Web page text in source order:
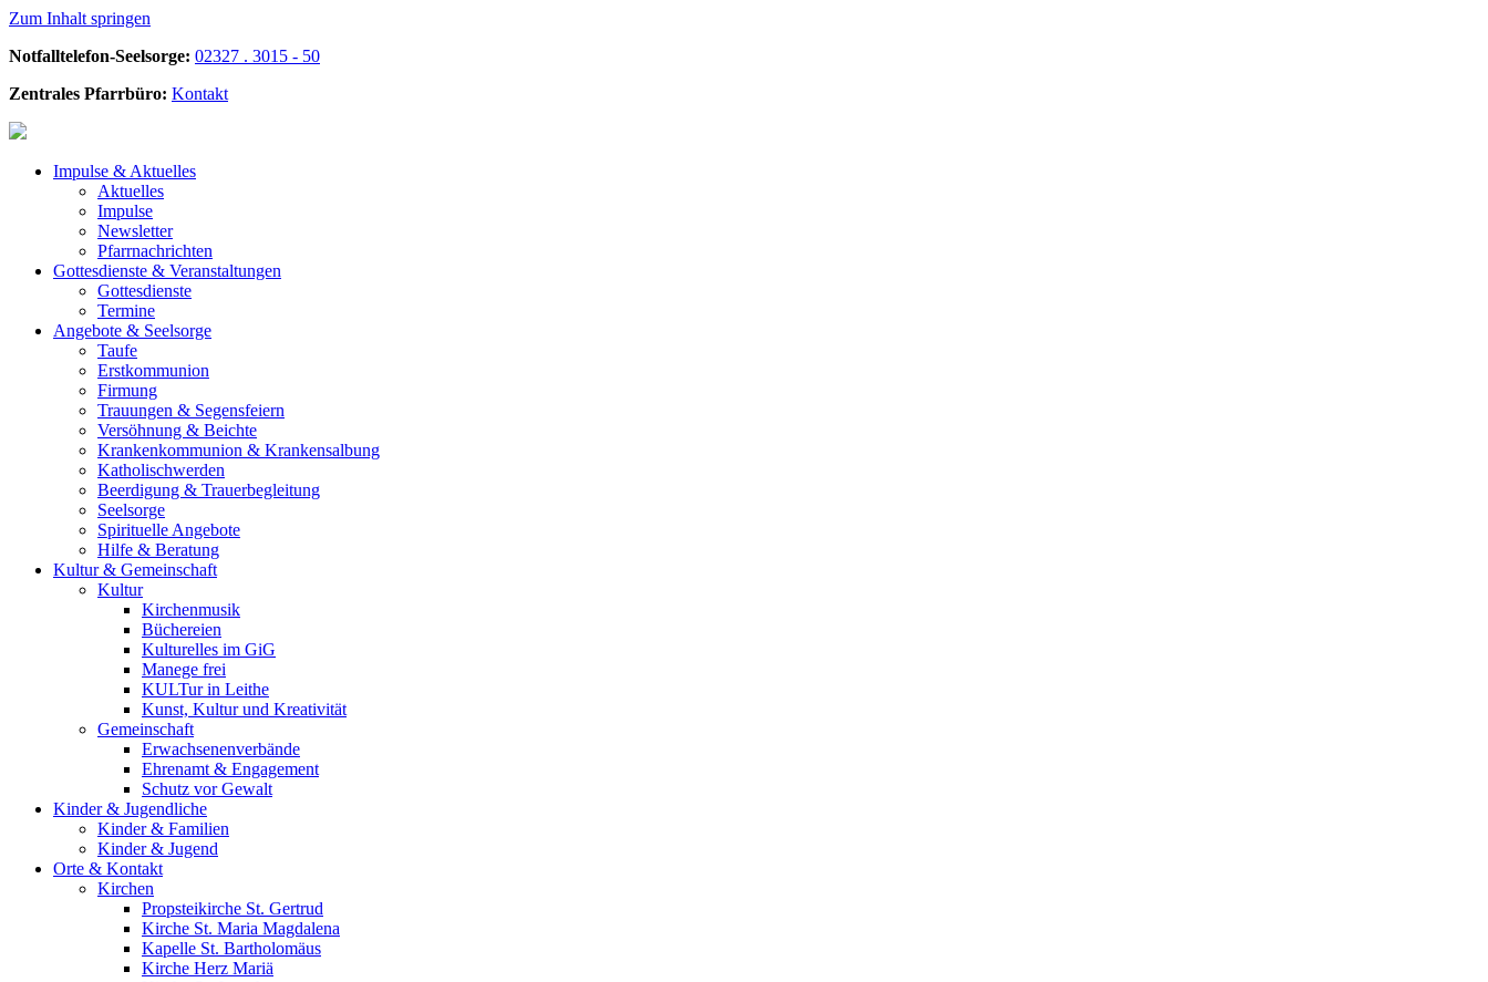
Zum Inhalt springen
Notfalltelefon-Seelsorge: 02327 . 3015 - 50
Zentrales Pfarrbüro: Kontakt
Impulse & Aktuelles
Aktuelles
Impulse
Newsletter
Pfarrnachrichten
Gottesdienste & Veranstaltungen
Gottesdienste
Termine
Angebote & Seelsorge
Taufe
Erstkommunion
Firmung
Trauungen & Segensfeiern
Versöhnung & Beichte
Krankenkommunion & Krankensalbung
Katholischwerden
Beerdigung & Trauerbegleitung
Seelsorge
Spirituelle Angebote
Hilfe & Beratung
Kultur & Gemeinschaft
Kultur
Kirchenmusik
Büchereien
Kulturelles im GiG
Manege frei
KULTur in Leithe
Kunst, Kultur und Kreativität
Gemeinschaft
Erwachsenenverbände
Ehrenamt & Engagement
Schutz vor Gewalt
Kinder & Jugendliche
Kinder & Familien
Kinder & Jugend
Orte & Kontakt
Kirchen
Propsteikirche St. Gertrud
Kirche St. Maria Magdalena
Kapelle St. Bartholomäus
Kirche Herz Mariä